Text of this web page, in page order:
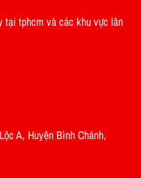
tại tphcm và các khu vực lân
A, Huyện Bình Chánh,